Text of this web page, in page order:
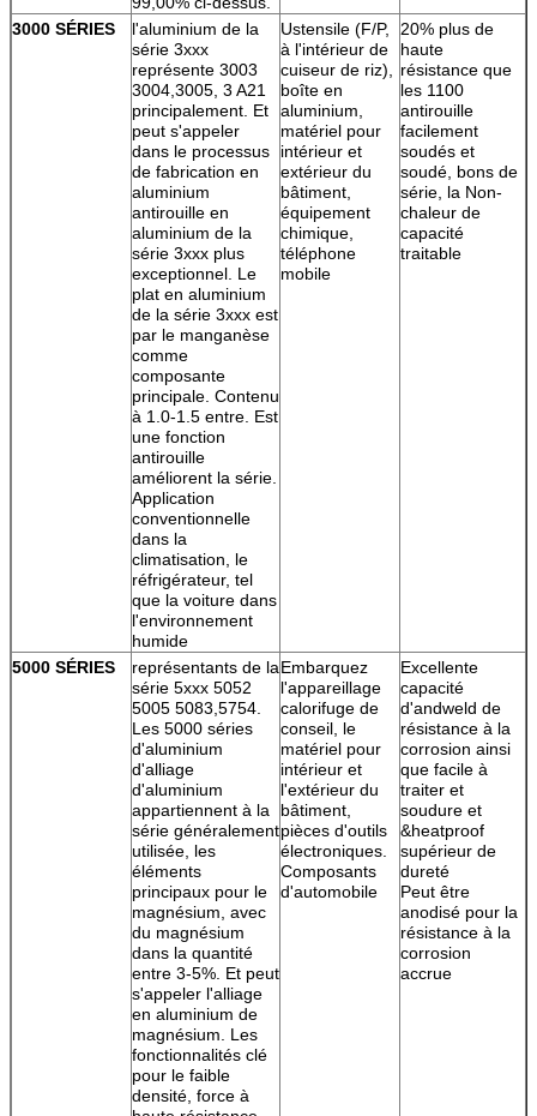
3000 SÉRIES
l'aluminium de la
série 3xxx
représente 3003
3004,3005, 3 A21
principalement. Et
peut s'appeler
dans le processus
de fabrication en
aluminium
antirouille en
aluminium de la
série 3xxx plus
exceptionnel. Le
plat en aluminium
de la série 3xxx est
par le manganèse
comme
composante
principale. Contenu
à 1.0-1.5 entre. Est
une fonction
antirouille
améliorent la série.
Application
conventionnelle
dans la
climatisation, le
réfrigérateur, tel
que la voiture dans
l'environnement
humide
Ustensile (F/P,
à l'intérieur de
cuiseur de riz),
boîte en
aluminium,
matériel pour
intérieur et
extérieur du
bâtiment,
équipement
chimique,
téléphone
mobile
20% plus de
haute
résistance que
les 1100
antirouille
facilement
soudés et
soudé, bons de
série, la Non-
chaleur de
capacité
traitable
5000 SÉRIES
représentants de la
série 5xxx 5052
5005 5083,5754.
Les 5000 séries
d'aluminium
d'alliage
d'aluminium
appartiennent à la
série généralement
utilisée, les
éléments
principaux pour le
magnésium, avec
du magnésium
dans la quantité
entre 3-5%. Et peut
s'appeler l'alliage
en aluminium de
magnésium. Les
fonctionnalités clé
pour le faible
densité, force à
Embarquez
l'appareillage
calorifuge de
conseil, le
matériel pour
intérieur et
l'extérieur du
bâtiment,
pièces d'outils
électroniques.
Composants
d'automobile
Excellente
capacité
d'andweld de
résistance à la
corrosion ainsi
que facile à
traiter et
soudure et
&heatproof
supérieur de
dureté
Peut être
anodisé pour la
résistance à la
corrosion
accrue